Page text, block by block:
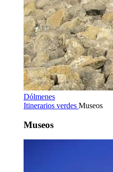
Dólmenes
Itinerarios verdes Museos
Museos